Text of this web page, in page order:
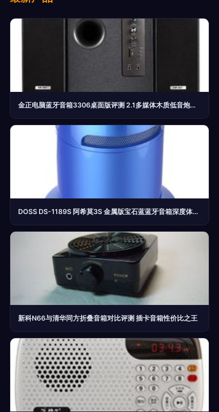
金正电脑蓝牙音箱3306桌面版评测 2.1多媒体木质低音炮，家庭娱乐新选择
DOSS DS-1189S 阿希莫3S 金属版宝石蓝蓝牙音箱深度体验评测
新科N66与清华同方折叠音箱对比评测 插卡音箱性价比之王